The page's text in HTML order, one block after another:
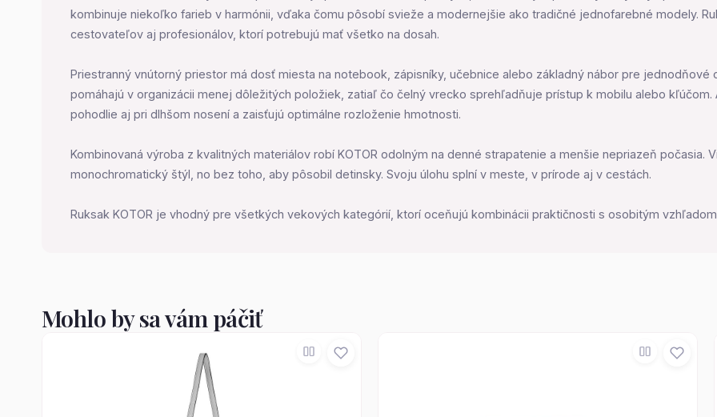
kombinuje niekoľko farieb v harmónii, vďaka čomu pôsobí svieže a modernejšie ako tradičné jednofarebné modely.
cestovateľov aj profesionálov, ktorí potrebujú mať všetko na dosah.
Priestranný vnútorný priestor má dosť miesta na notebook, zápisníky, učebnice alebo základný nábor pre jednodňové
pomáhajú v organizácii menej dôležitých položiek, zatiaľ čo čelný vrecko sprehľadňuje prístup k mobilu alebo
pohodlie aj pri dlhšom nosení a zaisťujú optimálne rozloženie hmotnosti.
Kombinovaná výroba z kvalitných materiálov robí KOTOR odolným na denné strapatenie a menšie nepriazeň
monochromatický štýl, no bez toho, aby pôsobil detinsky. Svoju úlohu splní v meste, v prírode aj v cestách.
Ruksak KOTOR je vhodný pre všetkých vekových kategórií, ktorí oceňujú kombinácii praktičnosti s osobitým
Mohlo by sa vám páčiť